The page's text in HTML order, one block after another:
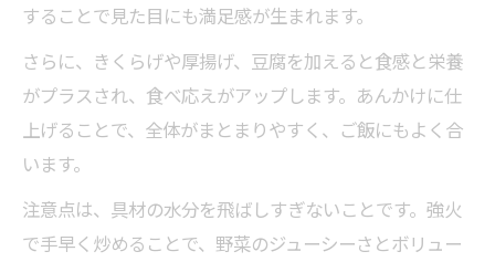
することで見た目にも満足感が生まれます。
さらに、きくらげや厚揚げ、豆腐を加えると食感と栄養
がプラスされ、食べ応えがアップします。あんかけに仕
上げることで、全体がまとまりやすく、ご飯にもよく合
います。
注意点は、具材の水分を飛ばしすぎないことです。強火
で手早く炒めることで、野菜のジューシーさとボリュー